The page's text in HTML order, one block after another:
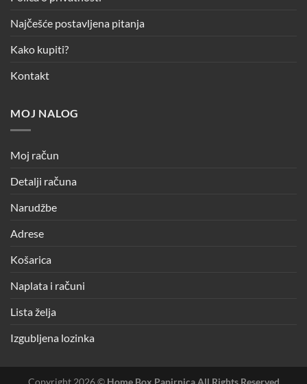
Najčešće postavljena pitanja
Kako kupiti?
Kontakt
MOJ NALOG
Moj račun
Detalji računa
Narudžbe
Adrese
Košarica
Naplata i računi
Lista želja
Izgubljena lozinka
Copyright 2026 © Home Box Papirnica All Rights Reserved